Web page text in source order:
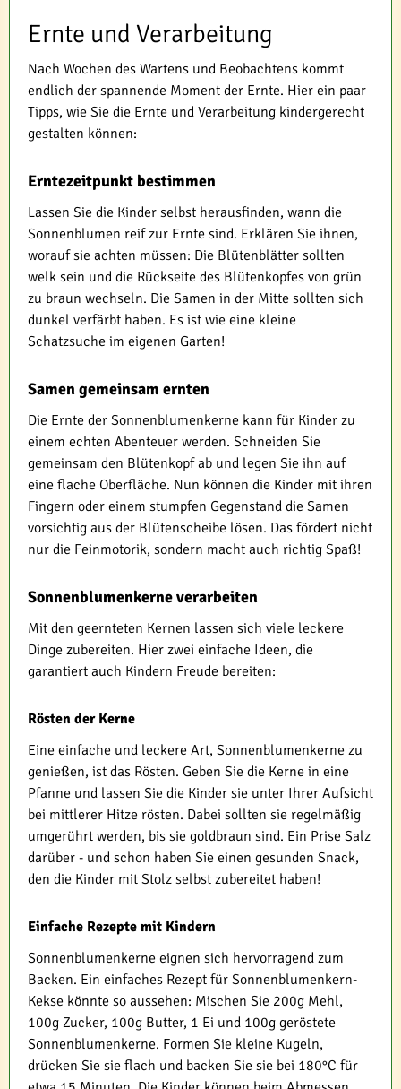
Ernte und Verarbeitung
Nach Wochen des Wartens und Beobachtens kommt
endlich der spannende Moment der Ernte. Hier ein paar
Tipps, wie Sie die Ernte und Verarbeitung kindergerecht
gestalten können:
Erntezeitpunkt bestimmen
Lassen Sie die Kinder selbst herausfinden, wann die
Sonnenblumen reif zur Ernte sind. Erklären Sie ihnen,
worauf sie achten müssen: Die Blütenblätter sollten
welk sein und die Rückseite des Blütenkopfes von grün
zu braun wechseln. Die Samen in der Mitte sollten sich
dunkel verfärbt haben. Es ist wie eine kleine
Schatzsuche im eigenen Garten!
Samen gemeinsam ernten
Die Ernte der Sonnenblumenkerne kann für Kinder zu
einem echten Abenteuer werden. Schneiden Sie
gemeinsam den Blütenkopf ab und legen Sie ihn auf
eine flache Oberfläche. Nun können die Kinder mit ihren
Fingern oder einem stumpfen Gegenstand die Samen
vorsichtig aus der Blütenscheibe lösen. Das fördert nicht
nur die Feinmotorik, sondern macht auch richtig Spaß!
Sonnenblumenkerne verarbeiten
Mit den geernteten Kernen lassen sich viele leckere
Dinge zubereiten. Hier zwei einfache Ideen, die
garantiert auch Kindern Freude bereiten:
Rösten der Kerne
Eine einfache und leckere Art, Sonnenblumenkerne zu
genießen, ist das Rösten. Geben Sie die Kerne in eine
Pfanne und lassen Sie die Kinder sie unter Ihrer Aufsicht
bei mittlerer Hitze rösten. Dabei sollten sie regelmäßig
umgerührt werden, bis sie goldbraun sind. Ein Prise Salz
darüber - und schon haben Sie einen gesunden Snack,
den die Kinder mit Stolz selbst zubereitet haben!
Einfache Rezepte mit Kindern
Sonnenblumenkerne eignen sich hervorragend zum
Backen. Ein einfaches Rezept für Sonnenblumenkern-
Kekse könnte so aussehen: Mischen Sie 200g Mehl,
100g Zucker, 100g Butter, 1 Ei und 100g geröstete
Sonnenblumenkerne. Formen Sie kleine Kugeln,
drücken Sie sie flach und backen Sie sie bei 180°C für